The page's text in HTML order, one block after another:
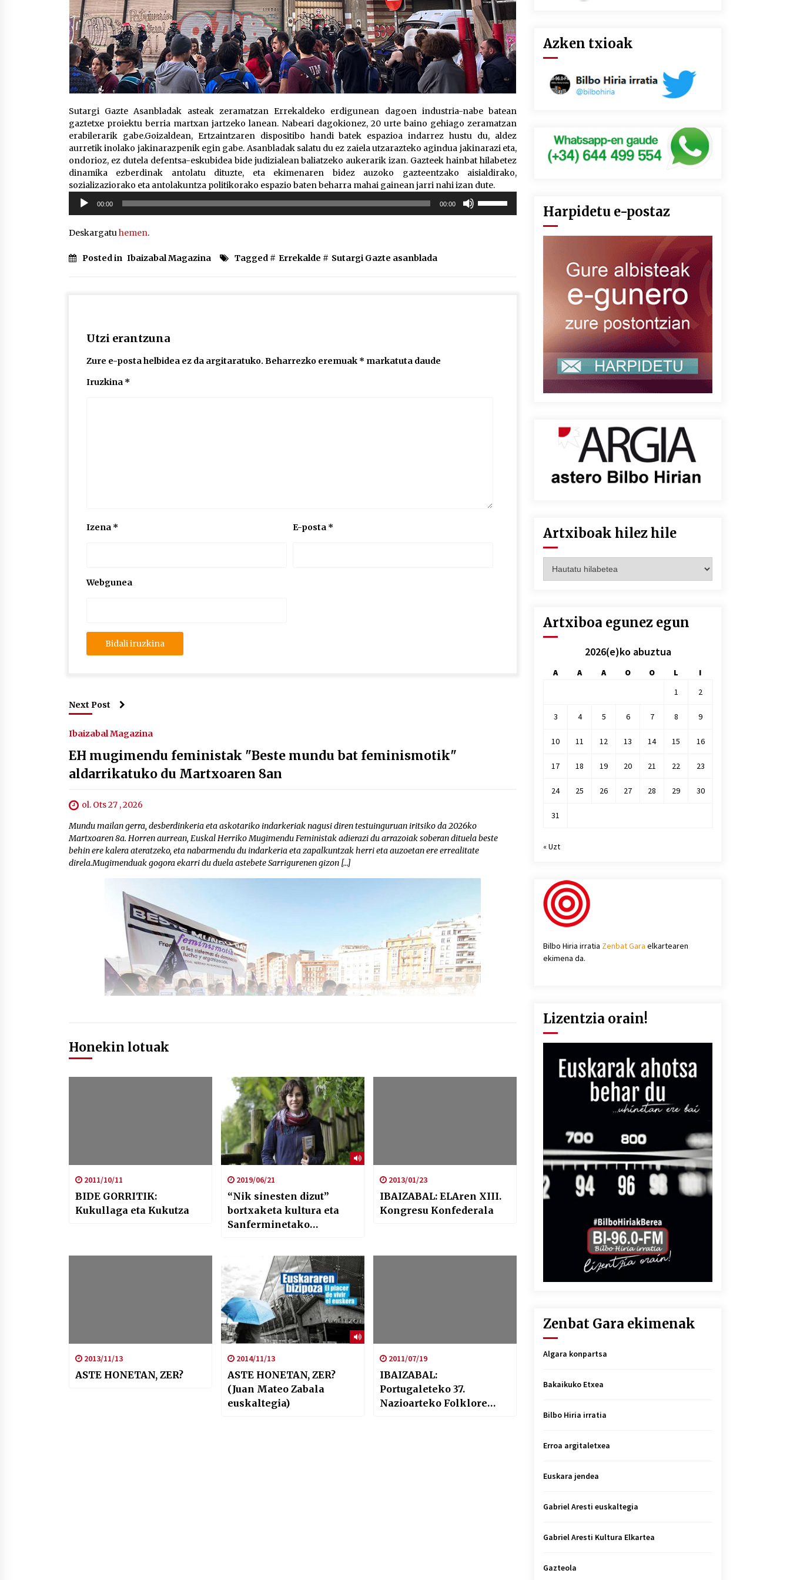
Sutargi Gazte Asanbladak asteak zeramatzan Errekaldeko erdigunean dagoen industria-nabe batean
gaztetxe proiektu berria martxan jartzeko lanean. Nabeari dagokionez, 20 urte baino gehiago zeramatzan
erabilerarik gabe.Goizaldean, Ertzaintzaren dispositibo handi batek espazioa indarrez hustu du, aldez
aurretik inolako jakinarazpenik egin gabe. Asanbladak salatu du ez zaiela utzarazteko agindua jakinarazi eta,
ondorioz, ez dutela defentsa-eskubidea bide judizialean baliatzeko aukerarik izan. Gazteek hainbat hilabetez
dinamika ezberdinak antolatu dituzte, eta ekimenaren bidez auzoko gazteentzako aisialdirako,
sozializaziorako eta antolakuntza politikorako espazio baten beharra mahai gainean jarri nahi izan dute.
Soinu
erreproduzigailua
00:00 00:00
Deskargatuhemen.
Posted in Ibaizabal Magazina Tagged # Errekalde # Sutargi Gazte asanblada
Utzi erantzuna
Zure e-posta helbidea ez da argitaratuko. Beharrezko eremuak * markatuta daude
Iruzkina *
Izena * E-posta *
Webgunea
Next Post
Ibaizabal Magazina
EH mugimendu feministak "Beste mundu bat feminismotik"
aldarrikatuko du Martxoaren 8an
ol. Ots 27 , 2026
Mundu mailan gerra, desberdinkeria eta askotariko indarkeriak nagusi diren testuinguruan iritsiko da 2026ko
Martxoaren 8a. Horren aurrean, Euskal Herriko Mugimendu Feministak adierazi du arrazoiak soberan dituela beste
behin ere kalera ateratzeko, eta nabarmendu du indarkeria eta zapalkuntzak herri eta auzoetan ere errealitate
direla.Mugimenduak gogora ekarri du duela astebete Sarrigurenen gizon […]
Honekin lotuak
2011/10/11
BIDE GORRITIK:
Kukullaga eta Kukutza
2019/06/21
“Nik sinesten dizut”
bortxaketa kultura eta
Sanferminetako
hausnarketa
2013/01/23
IBAIZABAL: ELAren XIII.
Kongresu Konfederala
2013/11/13
ASTE HONETAN, ZER?
2014/11/13
ASTE HONETAN, ZER?
(Juan Mateo Zabala
euskaltegia)
2011/07/19
IBAIZABAL:
Portugaleteko 37.
Nazioarteko Folklore
Azken txioak
Harpidetu e-postaz
Artxiboak hilez hile
hilez
Artxiboa egunez egun
2026(e)ko abuztua
A A A O O L
I
1
2
3 4 5 6 7 8 9
10 11 12 13 14 15 16
17 18 19 20 21 22 23
24 25 26 27 28 29 30
31
« Uzt
Bilbo Hiria irratia Zenbat Gara elkartearen
ekimena da.
Lizentzia orain!
Zenbat Gara ekimenak
Algara konpartsa
Bakaikuko Etxea
Bilbo Hiria irratia
Erroa argitaletxea
Euskara jendea
Gabriel Aresti euskaltegia
Gabriel Aresti Kultura Elkartea
Gazteola